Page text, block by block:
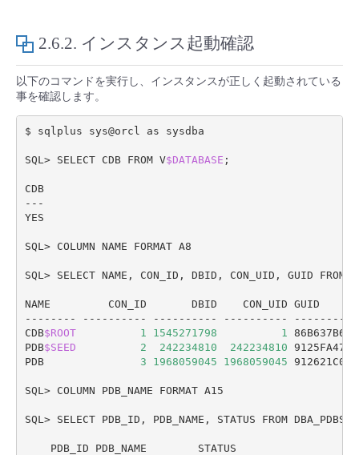
- vUTM2
2.6.2. インスタンス起動確認
以下のコマンドを実行し、インスタンスが正しく起動されている
事を確認します。
$ sqlplus sys@orcl as sysdba
SQL> SELECT CDB FROM V$DATABASE ;
CDB
---
YES
SQL> COLUMN NAME FORMAT A8
SQL> SELECT NAME, CON_ID, DBID, CON_UID, GUID FROM V
NAME         CON_ID       DBID    CON_UID GUID
-------- ---------- ---------- ----------
CDB$ROOT 1 1545271798 1
PDB$SEED 2 242234810 242234810
PDB 3 1968059045 1968059045
SQL> COLUMN PDB_NAME FORMAT A15
SQL> SELECT PDB_ID, PDB_NAME, STATUS FROM DBA_PDBS
    PDB_ID PDB_NAME        STATUS